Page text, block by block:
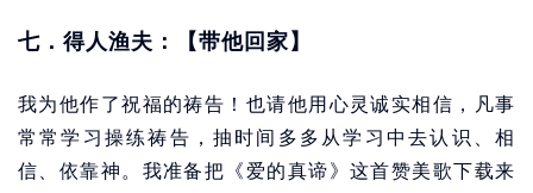
七．得人渔夫：【带他回家】
我为他作了祝福的祷告！也请他用心灵诚实相信，凡事
常常学习操练祷告，抽时间多多从学习中去认识、相
信、依靠神。我准备把《爱的真谛》这首赞美歌下载来